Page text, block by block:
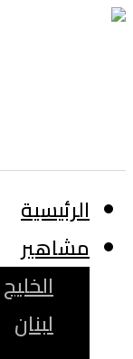
الرئيسية
مشاهير
الخليج
لبنان